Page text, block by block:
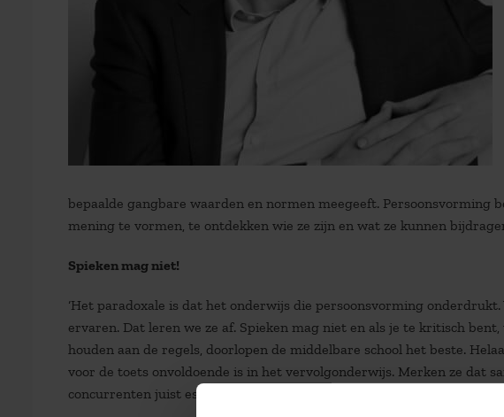
bepaalde gangbare waarden en normen meegeeft.
mening te vormen, te ontdekken wie ze zijn en wat ze kunnen
Spieken mag niet!
‘Het paradoxale is dat het onderwijs die persoonsvorming
ervaren. Dat leren we ze af. Spieken mag niet en als je te kritisch
houden aan de regels, doorlopen de middelbare school het beste.
voor de toets onvoldoende is in het vervolgonderwijs. Merken ze dat
concurrenten juist essentieel is als ze aan het werk gaan.’